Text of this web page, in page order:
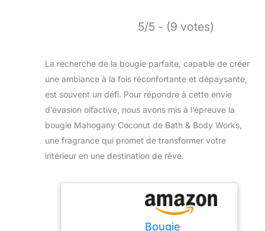
5/5 - (9 votes)
La recherche de la bougie parfaite, capable de créer
une ambiance à la fois réconfortante et dépaysante,
est souvent un défi. Pour répondre à cette envie
d’évasion olfactive, nous avons mis à l’épreuve la
bougie Mahogany Coconut de Bath & Body Works,
une fragrance qui promet de transformer votre
intérieur en une destination de rêve.
Bougie